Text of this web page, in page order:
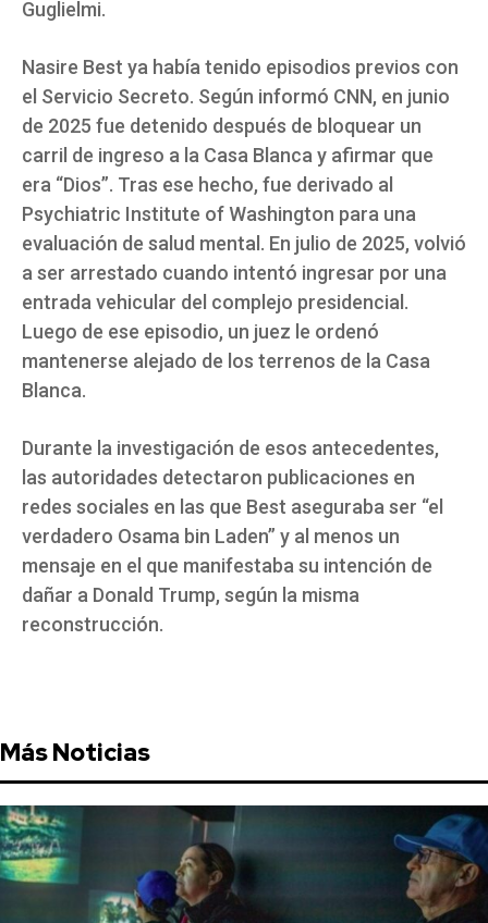
Guglielmi.
Nasire Best ya había tenido episodios previos con
el Servicio Secreto. Según informó CNN, en junio
de 2025 fue detenido después de bloquear un
carril de ingreso a la Casa Blanca y afirmar que
era “Dios”. Tras ese hecho, fue derivado al
Psychiatric Institute of Washington para una
evaluación de salud mental. En julio de 2025, volvió
a ser arrestado cuando intentó ingresar por una
entrada vehicular del complejo presidencial.
Luego de ese episodio, un juez le ordenó
mantenerse alejado de los terrenos de la Casa
Blanca.
Durante la investigación de esos antecedentes,
las autoridades detectaron publicaciones en
redes sociales en las que Best aseguraba ser “el
verdadero Osama bin Laden” y al menos un
mensaje en el que manifestaba su intención de
dañar a Donald Trump, según la misma
reconstrucción.
Más Noticias